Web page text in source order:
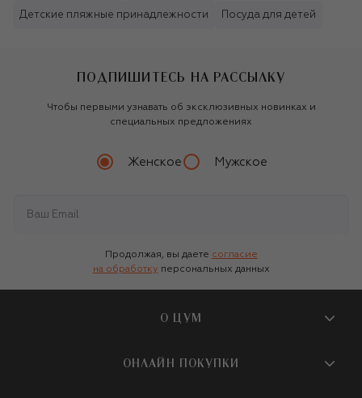
Детские пляжные принадлежности Посуда для детей
ПОДПИШИТЕСЬ НА РАССЫЛКУ
Чтобы первыми узнавать об эксклюзивных новинках и
специальных предложениях
Женское Мужское
Продолжая, вы даете согласие
на обработку персональных данных
О ЦУМ
О магазине
ОНЛАЙН ПОКУПКИ